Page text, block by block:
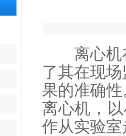
离心机
了其在现
果的准确
离心机，
作从实验